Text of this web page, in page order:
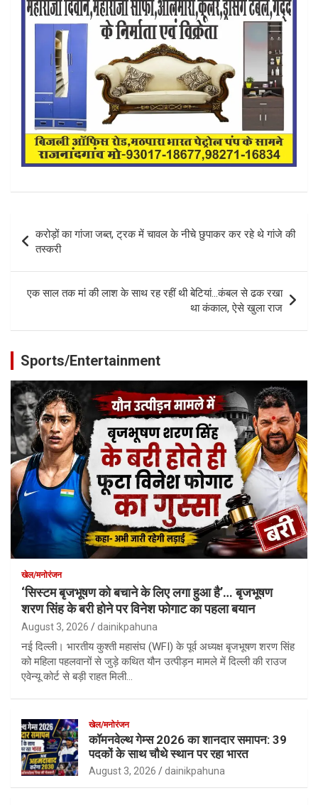
navigation
करोड़ों का गांजा जब्त, ट्रक में चावल के नीचे छुपाकर कर रहे थे गांजे की
तस्करी
एक साल तक मां की लाश के साथ रह रहीं थी बेटियां…कंबल से ढक रखा
था कंकाल, ऐसे खुला राज
Sports/Entertainment
खेल/मनोरंजन
‘सिस्टम बृजभूषण को बचाने के लिए लगा हुआ है’… बृजभूषण
शरण सिंह के बरी होने पर विनेश फोगाट का पहला बयान
August 3, 2026 dainikpahuna
नई दिल्ली। भारतीय कुश्ती महासंघ (WFI) के पूर्व अध्यक्ष बृजभूषण शरण सिंह
को महिला पहलवानों से जुड़े कथित यौन उत्पीड़न मामले में दिल्ली की राउज
एवेन्यू कोर्ट से बड़ी राहत मिली…
खेल/मनोरंजन
कॉमनवेल्थ गेम्स 2026 का शानदार समापन: 39
पदकों के साथ चौथे स्थान पर रहा भारत
August 3, 2026 dainikpahuna